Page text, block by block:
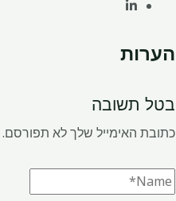
הערות
בטל תשובה
כתובת האימייל שלך לא תפורסם.